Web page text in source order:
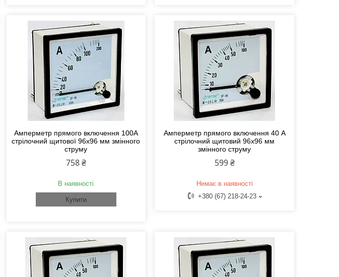
Амперметр прямого включення 100А
стрілочний щитової 96х96 мм змінного
струму
758 ₴
В наявності
Купити
Амперметр прямого включення 40 А
стрілочний щитовий 96x96 мм
змінного струму
599 ₴
Немає в наявності
+380 (67) 218-24-23